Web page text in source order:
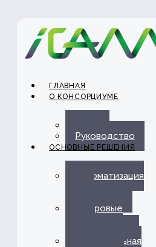
ГЛАВНАЯ
О КОНСОРЦИУМЕ
Руководство
ОСНОВНЫЕ РЕШЕНИЯ
Автоматизация
Цифровые
Омниканальная